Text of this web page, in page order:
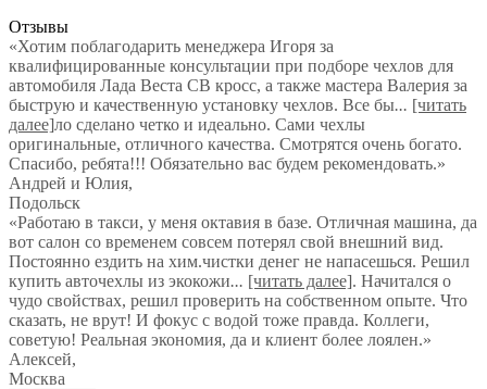
Отзывы
«Хотим поблагодарить менеджера Игоря за
квалифицированные консультации при подборе чехлов для
автомобиля Лада Веста СВ кросс, а также мастера Валерия за
быструю и качественную установку чехлов. Все бы... [читать
далее]ло сделано четко и идеально. Сами чехлы
оригинальные, отличного качества. Смотрятся очень богато.
Спасибо, ребята!!! Обязательно вас будем рекомендовать.»
Андрей и Юлия,
Подольск
«Работаю в такси, у меня октавия в базе. Отличная машина, да
вот салон со временем совсем потерял свой внешний вид.
Постоянно ездить на хим.чистки денег не напасешься. Решил
купить авточехлы из экокожи... [читать далее]. Начитался о
чудо свойствах, решил проверить на собственном опыте. Что
сказать, не врут! И фокус с водой тоже правда. Коллеги,
советую! Реальная экономия, да и клиент более лоялен.»
Алексей,
Москва